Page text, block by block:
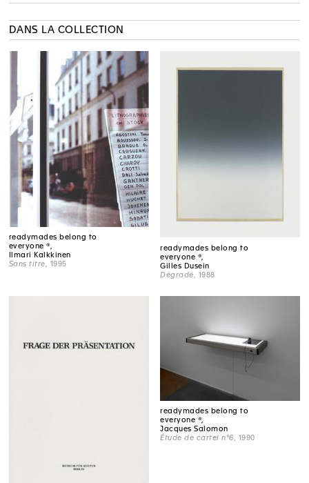
DANS LA COLLECTION
readymades belong to
everyone ®,
Ilmari Kalkkinen
Sans titre, 1995
readymades belong to
everyone ®,
Gilles Dusein
Dégradé , 1988
readymades belong to
everyone ®,
Jacques Salomon
Étude de cartel n°6 , 1990